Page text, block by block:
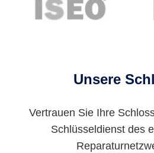
Unsere
Vertrauen Sie Ihre
Schlüsseldienst des